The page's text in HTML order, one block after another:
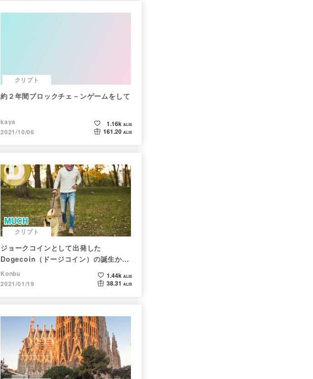
クリプト
約２年間ブロックチェ－ンゲームをして
kaya
2021/10/06
1.16k ALIS
161.20 ALIS
クリプト
ジョークコインとして出発した
Dogecoin（ドージコイン）の誕生から
現在まで。注目される非証券性🐶
Konbu
2021/01/19
1.44k ALIS
38.31 ALIS